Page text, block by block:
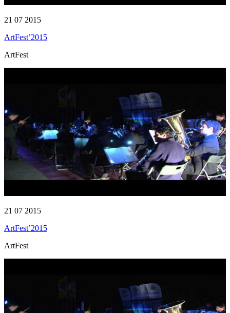
21 07 2015
ArtFest’2015
ArtFest
21 07 2015
ArtFest’2015
ArtFest